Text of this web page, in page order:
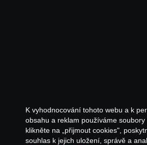
K vyhodnocování tohoto webu a k
obsahu a reklam používáme soubory
klikněte na „přijmout cookies",
souhlas k jejich uložení, správě a